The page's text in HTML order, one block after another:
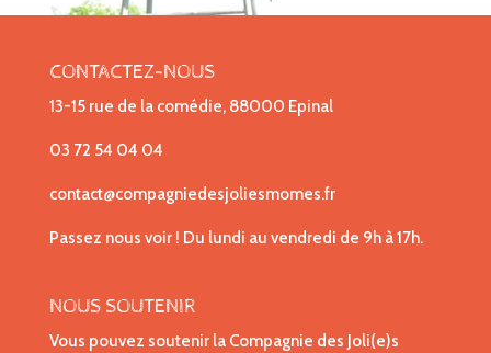
CONTACTEZ-NOUS
13-15 rue de la comédie, 88000 Epinal
03 72 54 04 04
contact@compagniedesjoliesmomes.fr
Passez nous voir ! Du lundi au vendredi de 9h à 17h.
NOUS SOUTENIR
Vous pouvez soutenir la Compagnie des Joli(e)s